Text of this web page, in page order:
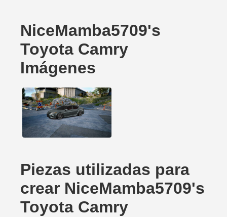
NiceMamba5709's
Toyota Camry
Imágenes
Piezas utilizadas para
crear NiceMamba5709's
Toyota Camry